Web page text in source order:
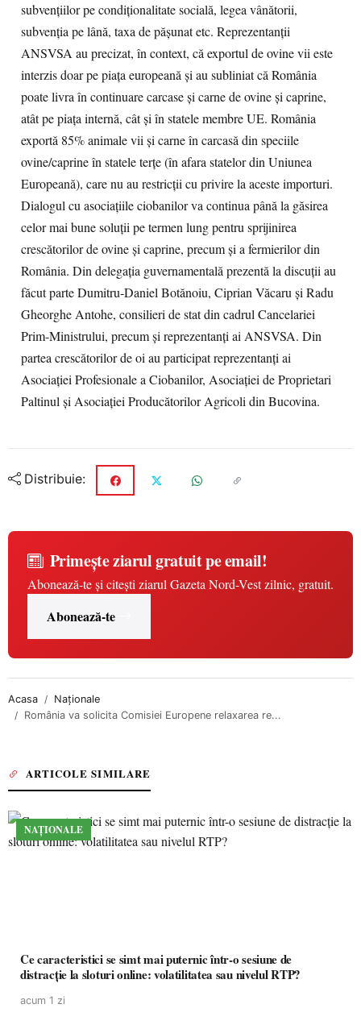
subvențiilor pe condiționalitate socială, legea vânătorii,
subvenția pe lână, taxa de pășunat etc. Reprezentanții
ANSVSA au precizat, în context, că exportul de ovine vii este
interzis doar pe piața europeană și au subliniat că România
poate livra în continuare carcase și carne de ovine și caprine,
atât pe piața internă, cât și în statele membre UE. România
exportă 85% animale vii și carne în carcasă din speciile
ovine/caprine în statele terțe (în afara statelor din Uniunea
Europeană), care nu au restricții cu privire la aceste importuri.
Dialogul cu asociațiile ciobanilor va continua până la găsirea
celor mai bune soluții pe termen lung pentru sprijinirea
crescătorilor de ovine și caprine, precum și a fermierilor din
România. Din delegația guvernamentală prezentă la discuții au
făcut parte Dumitru-Daniel Botănoiu, Ciprian Văcaru și Radu
Gheorghe Antohe, consilieri de stat din cadrul Cancelariei
Prim-Ministrului, precum și reprezentanți ai ANSVSA. Din
partea crescătorilor de oi au participat reprezentanți ai
Asociației Profesionale a Ciobanilor, Asociației de Proprietari
Paltinul și Asociației Producătorilor Agricoli din Bucovina.
Distribuie:
Primește ziarul gratuit pe email!
Abonează-te și citești ziarul Gazeta Nord-Vest zilnic, gratuit.
Abonează-te
Acasa
Naționale
România va solicita Comisiei Europene relaxarea re...
ARTICOLE SIMILARE
NAȚIONALE
Ce caracteristici se simt mai puternic într-o sesiune de
distracție la sloturi online: volatilitatea sau nivelul RTP?
acum 1 zi